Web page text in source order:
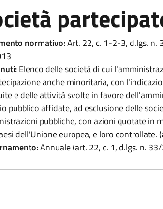
normativo:Art. 22, c. 1-2-3, d.lgs. n.
Elenco delle società di cui
anche minoritaria, con
e delle attività svolte in favore
pubblico affidate, ad esclusione delle
pubbliche, con azioni quotate in
dell'Unione europea, e loro controllate.
Annuale (art. 22, c. 1, d.lgs. n.